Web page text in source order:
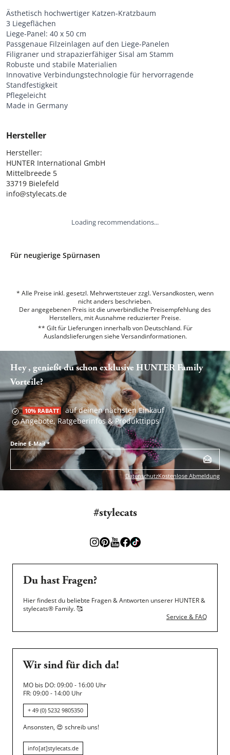
Ästhetisch hochwertiger Katzen-Kratzbaum
3 Liegeflächen
Liege-Panel: 40 x 50 cm
Passgenaue Filzeinlagen auf den Liege-Panelen
Filigraner und strapazierfähiger Sisal am Stamm
Robuste und stabile Materialien
Innovative Verbindungstechnologie für hervorragende
Standfestigkeit
Pflegeleicht
Made in Germany
Hersteller
Hersteller:
HUNTER International GmbH
Mittelbreede 5
33719 Bielefeld
info@stylecats.de
Loading recommendations...
Für neugierige Spürnasen
* Alle Preise inkl. gesetzl. Mehrwertsteuer zzgl. Versandkosten, wenn
nicht anders beschrieben.
Der angegebenen Preis ist die unverbindliche Preisempfehlung des
Herstellers, mit Ausnahme reduzierter Preise.
** Gilt für Lieferungen innerhalb von Deutschland. Für
Auslandslieferungen siehe Versandinformationen.
Hey , genießt du schon exklusive HUNTER Family
Vorteile?
10% RABATT auf deinen nächsten Einkauf
Angebote, Ratgeberinfos & Produkttipps
Deine E-Mail*
DatenschutzKostenlose Abmeldung
#stylecats
Du hast Fragen?
Hier findest du beliebte Fragen & Antworten unserer HUNTER &
stylecats® Family.🥰
Service & FAQ
Wir sind für dich da!
MO bis DO: 09:00 - 16:00 Uhr
FR: 09:00 - 14:00 Uhr
+ 49 (0) 5232 9805350
Ansonsten, 😍 schreib uns!
info[at]stylecats.de